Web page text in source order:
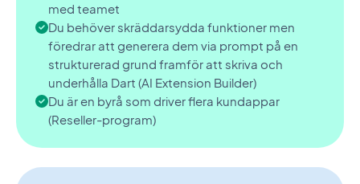
med teamet
Du behöver skräddarsydda funktioner men
föredrar att generera dem via prompt på en
strukturerad grund framför att skriva och
underhålla Dart (AI Extension Builder)
Du är en byrå som driver flera kundappar
(Reseller-program)